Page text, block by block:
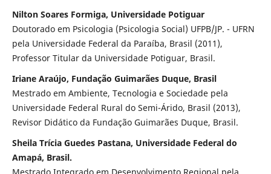
Nilton Soares Formiga, Universidade Potiguar
Doutorado em Psicologia (Psicologia Social) UFPB/JP. - UFRN
pela Universidade Federal da Paraíba, Brasil (2011),
Professor Titular da Universidade Potiguar, Brasil.
Iriane Araújo, Fundação Guimarães Duque, Brasil
Mestrado em Ambiente, Tecnologia e Sociedade pela
Universidade Federal Rural do Semi-Árido, Brasil (2013),
Revisor Didático da Fundação Guimarães Duque, Brasil.
Sheila Trícia Guedes Pastana, Universidade Federal do
Amapá, Brasil.